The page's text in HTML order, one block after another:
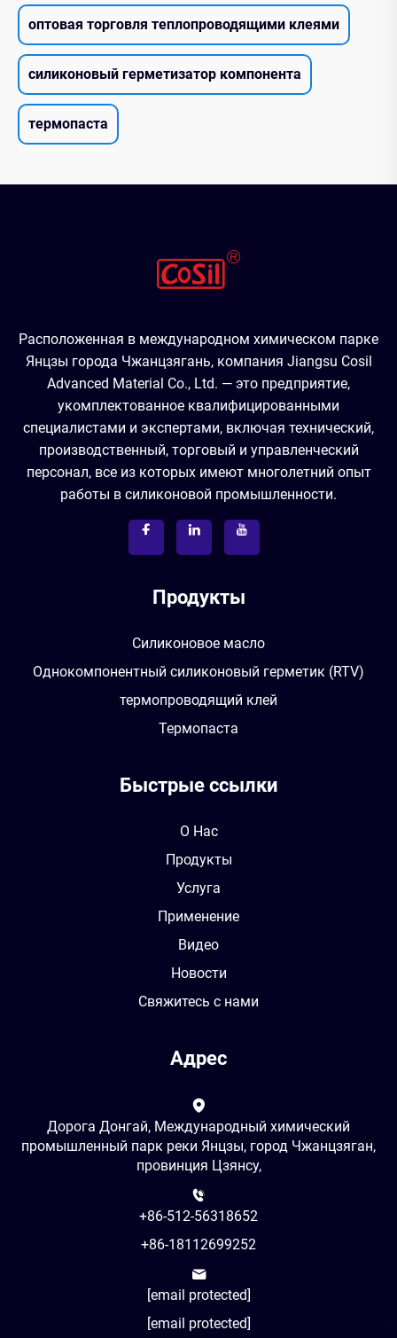
оптовая торговля теплопроводящими клеями
силиконовый герметизатор компонента
термопаста
Расположенная в международном химическом парке
Янцзы города Чжанцзягань, компания Jiangsu Cosil
Advanced Material Co., Ltd. — это предприятие,
укомплектованное квалифицированными
специалистами и экспертами, включая технический,
производственный, торговый и управленческий
персонал, все из которых имеют многолетний опыт
работы в силиконовой промышленности.
Продукты
Силиконовое масло
Однокомпонентный силиконовый герметик (RTV)
термопроводящий клей
Термопаста
Быстрые ссылки
О Нас
Продукты
Услуга
Применение
Видео
Новости
Свяжитесь с нами
Адрес
Дорога Донгай, Международный химический
промышленный парк реки Янцзы, город Чжанцзяган,
провинция Цзянсу,
+86-512-56318652
+86-18112699252
[email protected]
[email protected]